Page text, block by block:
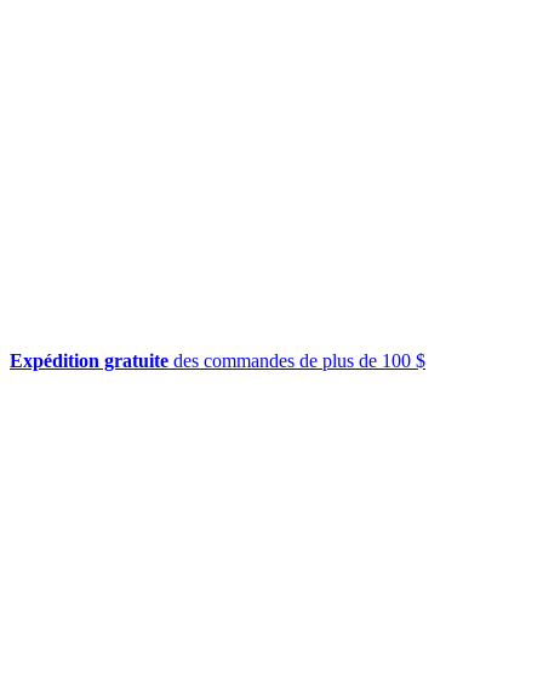
Expédition gratuite des commandes de plus de 100 $